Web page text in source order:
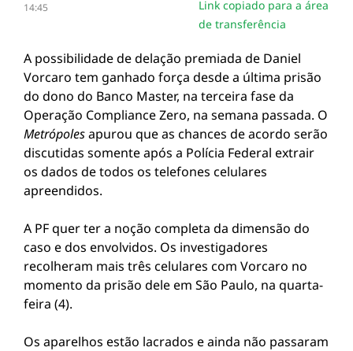
14:45
Link copiado para a área
de transferência
A possibilidade de delação premiada de Daniel
Vorcaro tem ganhado força desde a última prisão
do dono do Banco Master, na terceira fase da
Operação Compliance Zero, na semana passada. O
Metrópolesapurou que as chances de acordo serão
discutidas somente após a Polícia Federal extrair
os dados de todos os telefones celulares
apreendidos.
A PF quer ter a noção completa da dimensão do
caso e dos envolvidos. Os investigadores
recolheram mais três celulares com Vorcaro no
momento da prisão dele em São Paulo, na quarta-
feira (4).
Os aparelhos estão lacrados e ainda não passaram